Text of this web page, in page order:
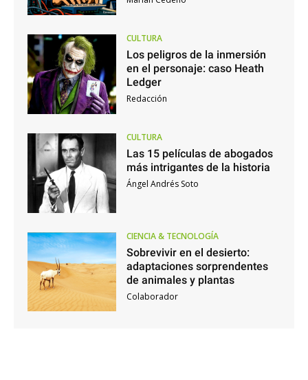
CULTURA
Los peligros de la inmersión
en el personaje: caso Heath
Ledger
Redacción
CULTURA
Las 15 películas de abogados
más intrigantes de la historia
Ángel Andrés Soto
CIENCIA & TECNOLOGÍA
Sobrevivir en el desierto:
adaptaciones sorprendentes
de animales y plantas
Colaborador